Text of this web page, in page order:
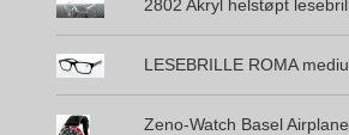
2802 Akryl helstøpt
LESEBRILLE ROMA
Zeno-Watch Basel